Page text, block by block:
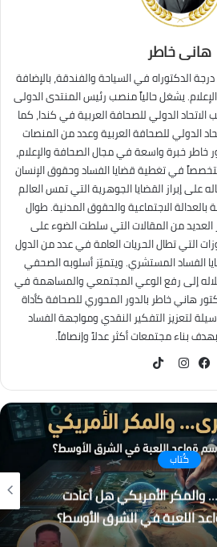
هانى خاطر
الدكتوراه في السياحة والفندقة، بالإضافة
يشغل حالياً منصب رئيس المنتدى الدولى
الدولي للصحافة العربية في كندا، كما
الدولي للصحافة العربية وعدد من المنصات
خاطر خبرة واسعة في مجال الصحافة والإعلام،
في تغطية قضايا الفساد وحقوق الإنسان
على إبراز القضايا الجوهرية التي تمس العالم
بالعدالة الاجتماعية والحقوق المدنية. طوال
العديد من المقالات التي سلطت الضوء على
التي تطال الحريات العامة في عدد من الدول
الفساد المستشري. ويتميّز أسلوبه الصحفي
خلاله إلى رفع الوعي المجتمعي والمساهمة في
هاني خاطر بالدور المحوري للصحافة كأداة
لتعزيز التفكير النقدي ومواجهة الفساد
بناء مجتمعات أكثر عدلاً وإنصافاً.
كُتاب
والمكر الأمريكي هل أعادت
اللعبة في الشرق الأوسط؟